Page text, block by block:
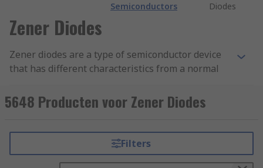
Semiconductors
Diodes
Zener Diodes
Zener diodes are a type of semiconductor device
that has different characteristics from a normal
anode to its cathode in either a forward or
reverse direction, but only when exposed to
How does a Zener diode work?
5648 Producten voor Zener Diodes
Filters